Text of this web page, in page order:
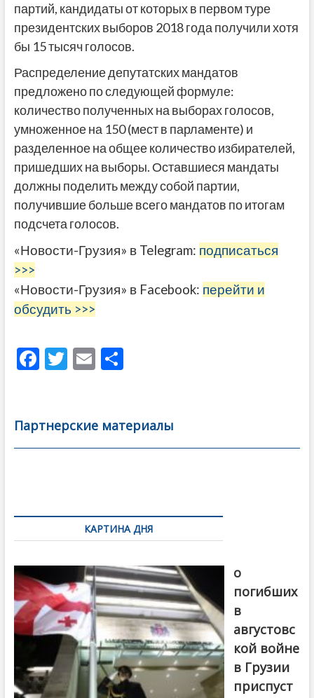
партий, кандидаты от которых в первом туре
президентских выборов 2018 года получили хотя
бы 15 тысяч голосов.
Распределение депутатских мандатов
предложено по следующей формуле:
количество полученных на выборах голосов,
умноженное на 150 (мест в парламенте) и
разделенное на общее количество избирателей,
пришедших на выборы. Оставшиеся мандаты
должны поделить между собой партии,
получившие больше всего мандатов по итогам
подсчета голосов.
«Новости-Грузия» в Telegram: подписаться
>>>
«Новости-Грузия» в Facebook: перейти и
обсудить >>>
F
b
o
T
er
E
l
О
а
в
Партнерские материалы
по
записямКАРТИНА ДНЯ
о
погибших
в
августовс
кой войне
в Грузии
приспуст